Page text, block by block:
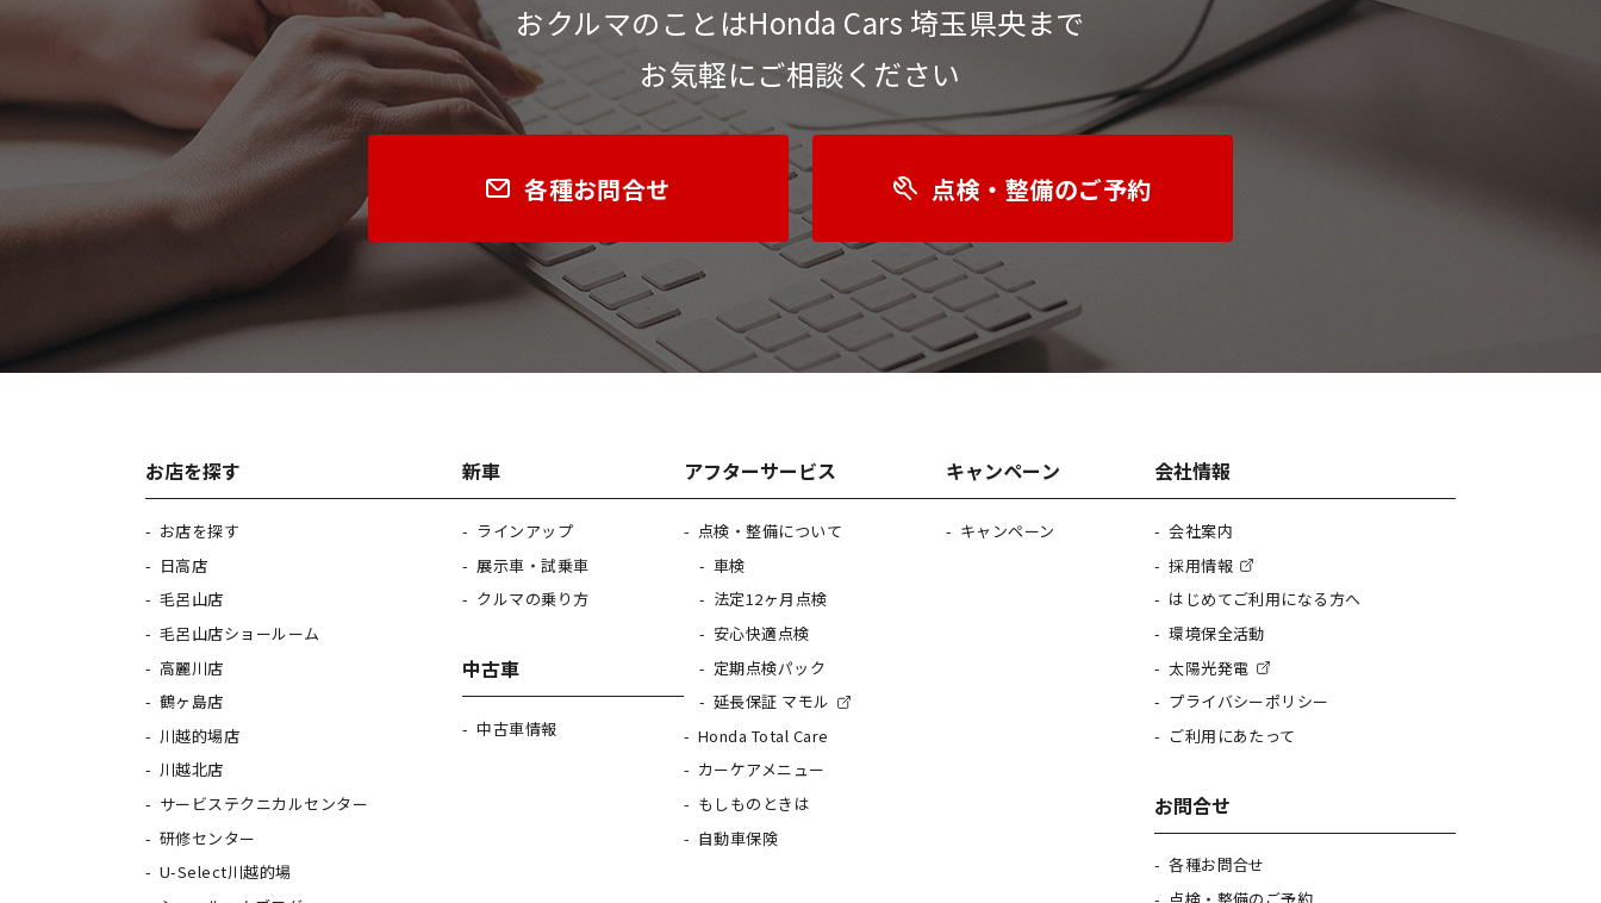
おクルマのことはHonda Cars 埼玉県央まで
お気軽にご相談ください
各種お問合せ 点検・整備のご予約
お店を探す
お店を探す
日高店
毛呂山店
毛呂山店ショールーム
高麗川店
鶴ヶ島店
川越的場店
川越北店
サービステクニカルセンター
研修センター
U-Select川越的場
新車
ラインアップ
展示車・試乗車
クルマの乗り方
中古車
中古車情報
アフターサービス
点検・整備について
車検
法定12ヶ月点検
安心快適点検
定期点検パック
延長保証 マモル
Honda Total Care
カーケアメニュー
もしものときは
自動車保険
キャンペーン
キャンペーン
会社情報
会社案内
採用情報
はじめてご利用になる方へ
環境保全活動
太陽光発電
プライバシーポリシー
ご利用にあたって
お問合せ
各種お問合せ